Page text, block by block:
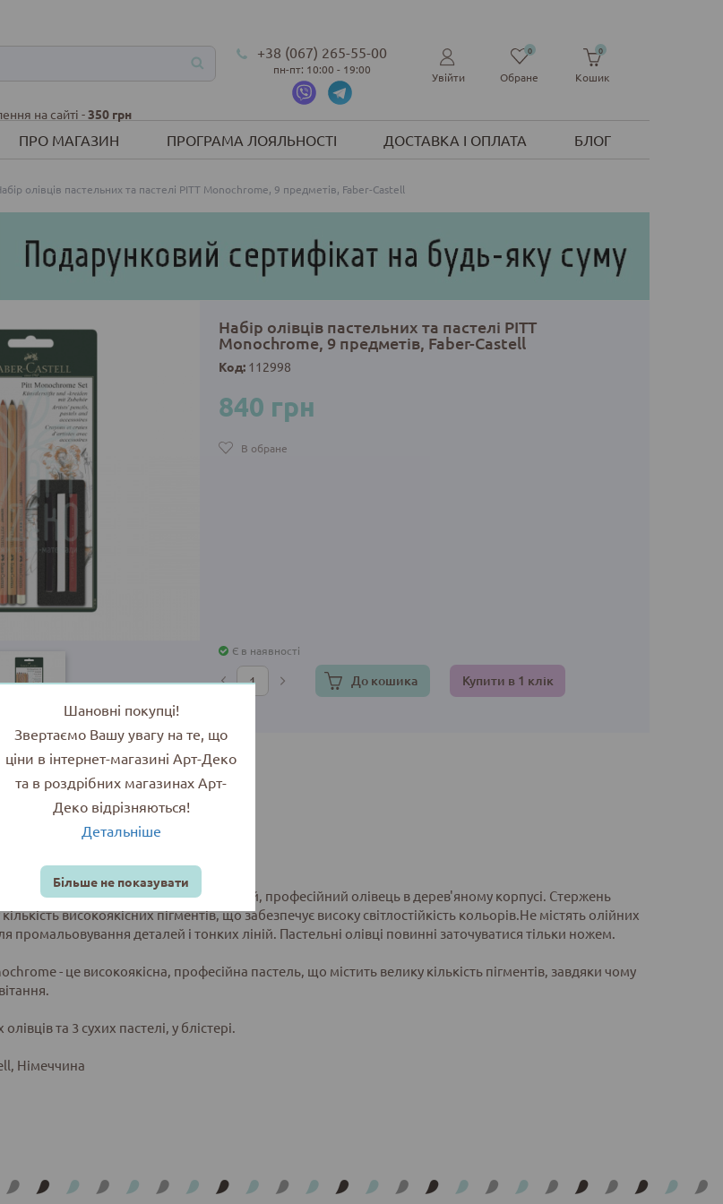
на сайті -350 грн
+38 (067) 265-55-00
пн-пт: 10:00 - 19:00
Увійти Обране
0
Кошик
0
ПРО МАГАЗИН ПРОГРАМА ЛОЯЛЬНОСТІ ДОСТАВКА І ОПЛАТА БЛОГ
олівців пастельних та пастелі PITT Monochromе, 9 предметів, Faber-Castell
Набір олівців пастельних та пастелі PITT
Monochromе, 9 предметів, Faber-Castell
Код: 112998
840 грн
В обране
Є в наявності
До кошика Купити в 1 клік
та пастелі PITT Monochromе, 9 шт
PITT Monochrome - це високоякісний, професійний олівець в дерев'яному корпусі. Стержень
високоякісних пігментів, що забезпечує високу світлостійкість кольорів.Не містять олійних
промальовування деталей і тонких ліній. Пастельні олівці повинні заточуватися тільки ножем.
- це високоякісна, професійна пастель, що містить велику кількість пігментів, завдяки чому
та 3 сухих пастелі, у блістері.
Німеччина
Шановні покупці!
Звертаємо Вашу увагу на те, що
ціни в інтернет-магазині Арт-Деко
та в роздрібних магазинах Арт-
Деко відрізняються!
Детальніше
Більше не показувати